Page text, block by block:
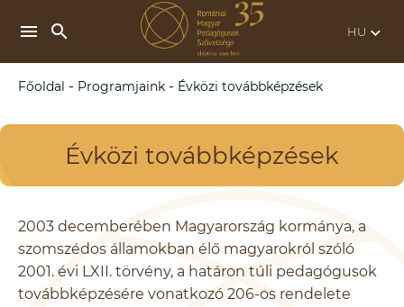
menu search keyboard_arrow_down
Főoldal - Programjaink - Évközi továbbképzések
Évközi továbbképzések
2003 decemberében Magyarország kormánya, a
szomszédos államokban élő magyarokról szóló
2001. évi LXII. törvény, a határon túli pedagógusok
továbbképzésére vonatkozó 206-os rendelete